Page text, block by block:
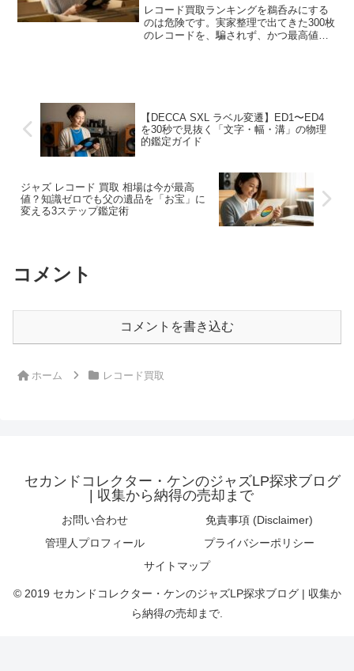
レコード買取ランキングを鵜呑みにする
のは危険です。実家整理で出てきた300枚
のレコードを、騙されず、かつ最高値で
【DECCA SXL ラベル変遷】ED1〜ED4
を30秒で見抜く「文字・幅・溝」の物理
的鑑定ガイド
ジャズ レコード 買取 相場は今が最高
値？知識ゼロでも父の遺品を「お宝」に
変える3ステップ鑑定術
コメント
コメントを書き込む
ホーム レコード買取
セカンドコレクター・ケンのジャズLP探求ブログ
| 収集から納得の売却まで
お問い合わせ
免責事項 (Disclaimer)
管理人プロフィール
プライバシーポリシー
サイトマップ
© 2019 セカンドコレクター・ケンのジャズLP探求ブログ | 収集か
ら納得の売却まで.